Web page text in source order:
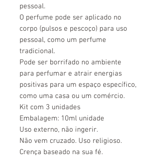
pessoal.
O perfume pode ser aplicado no
corpo (pulsos e pescoço) para uso
pessoal, como um perfume
tradicional.
Pode ser borrifado no ambiente
para perfumar e atrair energias
positivas para um espaço específico,
como uma casa ou um comércio.
Kit com 3 unidades
Embalagem: 10ml unidade
Uso externo, não ingerir.
Não vem cruzado. Uso religioso.
Crença baseado na sua fé.